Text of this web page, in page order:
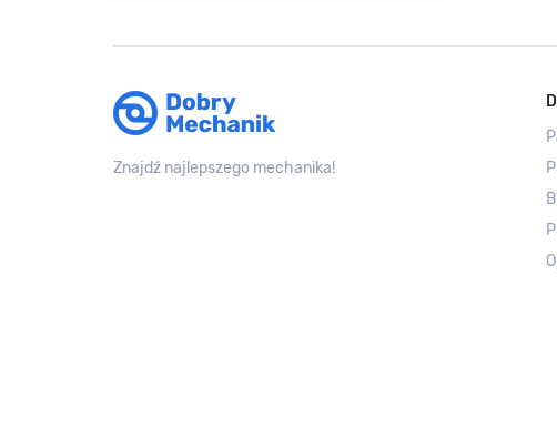
Znajdź najlepszego mechanika!